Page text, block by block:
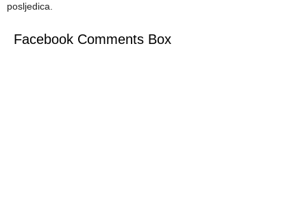
posljedica.
Facebook Comments Box